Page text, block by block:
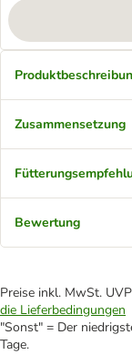
Zusammensetzung
Bewertung
Preise inkl. MwSt.
die Lieferbedingungen
"Sonst" = Der
Tage.